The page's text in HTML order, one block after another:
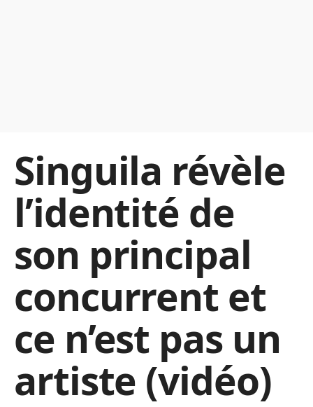
Singuila révèle
l’identité de
son principal
concurrent et
ce n’est pas un
artiste (vidéo)